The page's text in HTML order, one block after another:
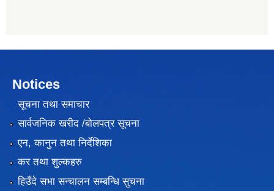
Notices
सूचना तथा समाचार
सार्वजनिक खरीद /बोलपत्र सूचना
एन, कानुन तथा निर्देशिका
कर तथा शुल्कहरु
हिउँदे सभा सन्चालन सम्बन्धि सुचना